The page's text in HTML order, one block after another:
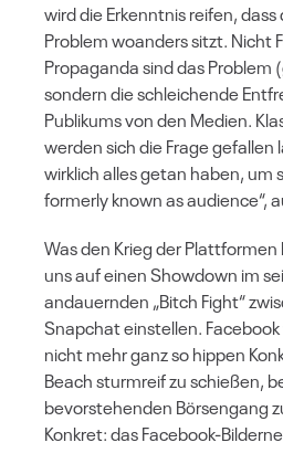
wird die Erkenntnis reifen,
Problem woanders sitzt. Nicht
Propaganda sind das Problem
sondern die schleichende
Publikums von den Medien.
werden sich die Frage gefallen
wirklich alles getan haben, um
formerly known as audience“,
Was den Krieg der
uns auf einen Showdown im
andauernden „Bitch Fight“
Snapchat einstellen.
nicht mehr ganz so hippen
Beach sturmreif zu schießen,
bevorstehenden Börsengang
Konkret: das Facebook-